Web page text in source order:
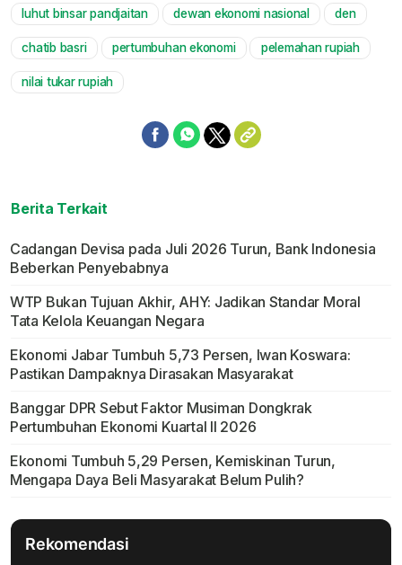
Mute
luhut binsar pandjaitan dewan ekonomi nasional den
chatib basri pertumbuhan ekonomi pelemahan rupiah
nilai tukar rupiah
Berita Terkait
Cadangan Devisa pada Juli 2026 Turun, Bank Indonesia
Beberkan Penyebabnya
WTP Bukan Tujuan Akhir, AHY: Jadikan Standar Moral
Tata Kelola Keuangan Negara
Ekonomi Jabar Tumbuh 5,73 Persen, Iwan Koswara:
Pastikan Dampaknya Dirasakan Masyarakat
Banggar DPR Sebut Faktor Musiman Dongkrak
Pertumbuhan Ekonomi Kuartal II 2026
Ekonomi Tumbuh 5,29 Persen, Kemiskinan Turun,
Mengapa Daya Beli Masyarakat Belum Pulih?
Rekomendasi